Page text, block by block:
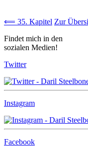
⟸ 35. Kapitel Zur
Findet mich in den
sozialen Medien!
Twitter
Instagram
Facebook